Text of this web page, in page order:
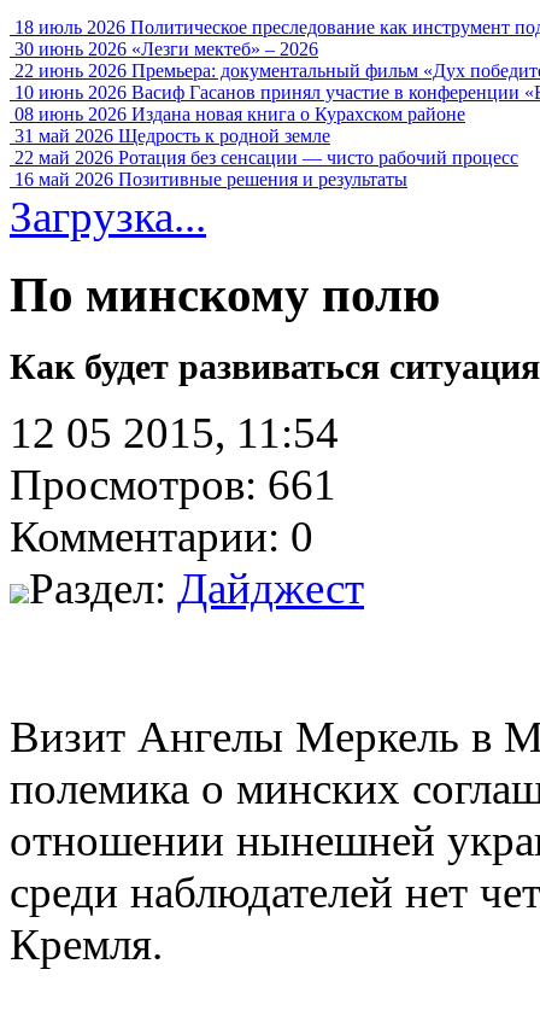
18 июль 2026 Политическое преследование как инструмент
30 июнь 2026 «Лезги мектеб» – 2026
22 июнь 2026 Премьера: документальный фильм «Дух
10 июнь 2026 Васиф Гасанов принял участие в конференции
08 июнь 2026 Издана новая книга о Курахском районе
31 май 2026 Щедрость к родной земле
22 май 2026 Ротация без сенсации — чисто рабочий процесс
16 май 2026 Позитивные решения и результаты
Загрузка...
По минскому полю
Как будет развиваться
12 05 2015, 11:54
Просмотров: 661
Комментарии: 0
Раздел: Дайджест
Визит Ангелы Меркель в
полемика о минских
отношении нынешней
среди наблюдателей нет
Кремля.